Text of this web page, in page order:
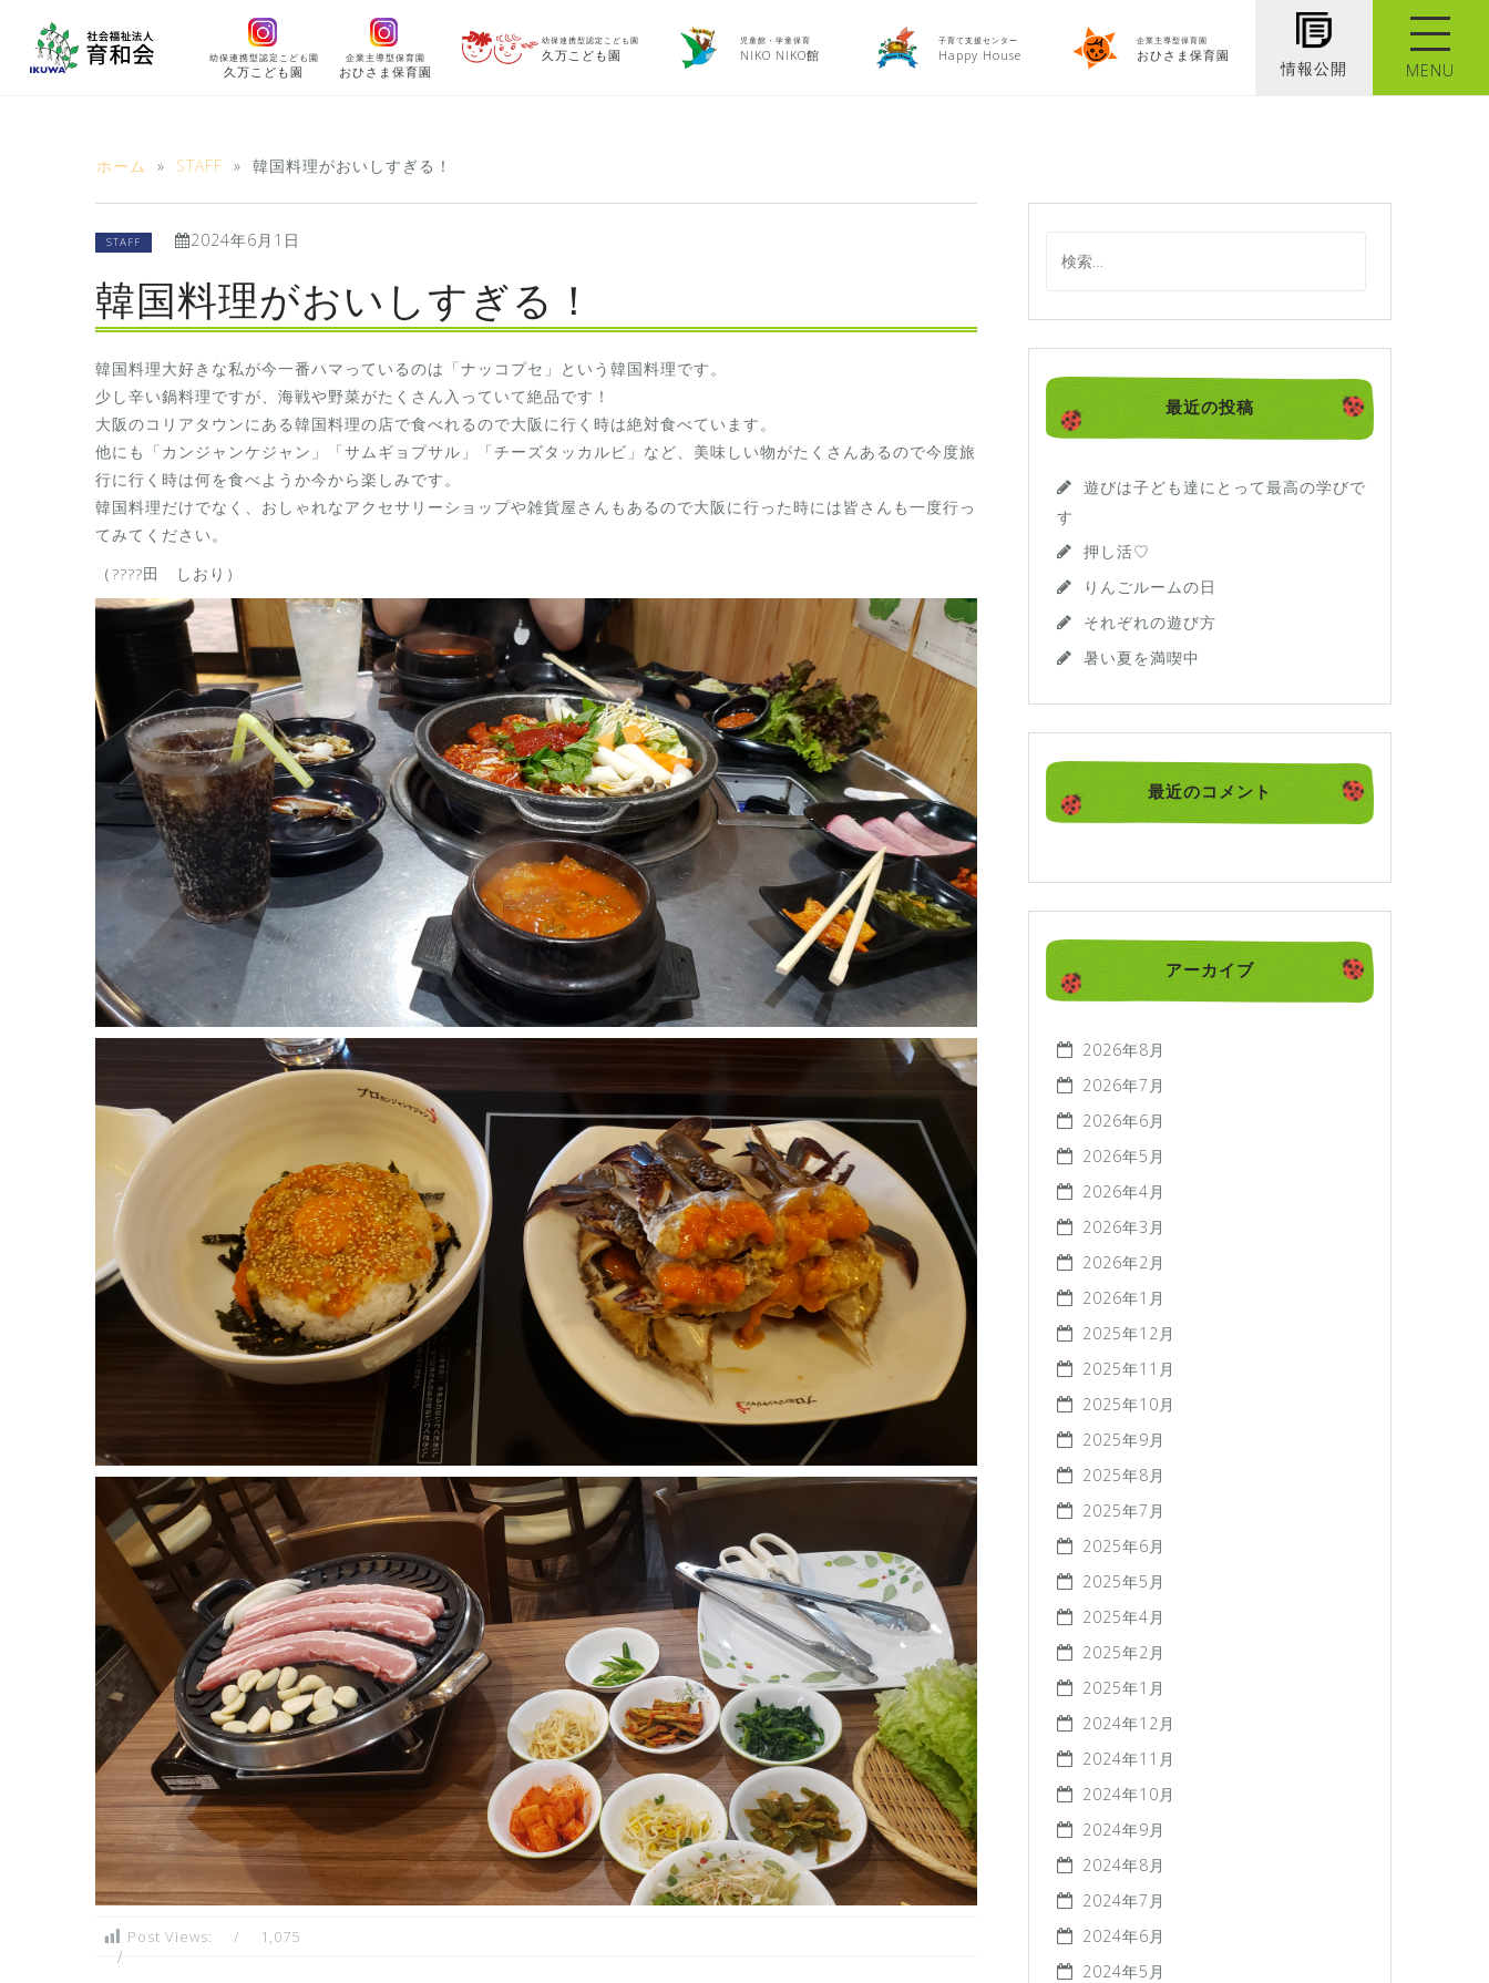
幼保連携型認定こども園
久万こども園
企業主導型保育園
おひさま保育園
幼保連携型認定こども園
久万こども園
児童館・学童保育
NIKO NIKO館
子育て支援センター
Happy House
企業主導型保育園
おひさま保育園
情報公開 MENU
ホーム » STAFF » 韓国料理がおいしすぎる！
STAFF 2024年6月1日
韓国料理がおいしすぎる！
韓国料理大好きな私が今一番ハマっているのは「ナッコプセ」という韓国料理です。
少し辛い鍋料理ですが、海戦や野菜がたくさん入っていて絶品です！
大阪のコリアタウンにある韓国料理の店で食べれるので大阪に行く時は絶対食べています。
他にも「カンジャンケジャン」「サムギョプサル」「チーズタッカルビ」など、美味しい物がたくさんあるので今度旅
行に行く時は何を食べようか今から楽しみです。
韓国料理だけでなく、おしゃれなアクセサリーショップや雑貨屋さんもあるので大阪に行った時には皆さんも一度行っ
てみてください。
（????田 しおり）
Post Views: 1,075
最近の投稿
遊びは子ども達にとって最高の学びで
す
押し活♡
りんごルームの日
それぞれの遊び方
暑い夏を満喫中
最近のコメント
アーカイブ
2026年8月
2026年7月
2026年6月
2026年5月
2026年4月
2026年3月
2026年2月
2026年1月
2025年12月
2025年11月
2025年10月
2025年9月
2025年8月
2025年7月
2025年6月
2025年5月
2025年4月
2025年2月
2025年1月
2024年12月
2024年11月
2024年10月
2024年9月
2024年8月
2024年7月
2024年6月
2024年5月